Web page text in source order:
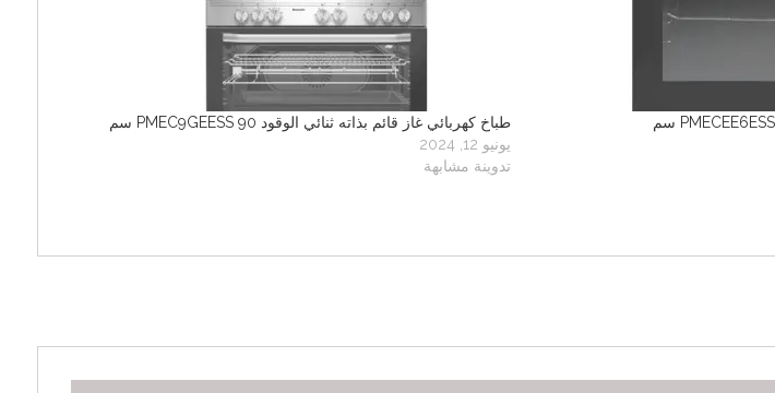
طباخ كهربائي غاز قائم بذاته ثنائي الوقود PMEC9GEESS 90 سم
يونيو 12, 2024
تدوينة مشابهة